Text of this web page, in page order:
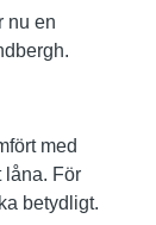
nu en
med
låna. För
betydligt.